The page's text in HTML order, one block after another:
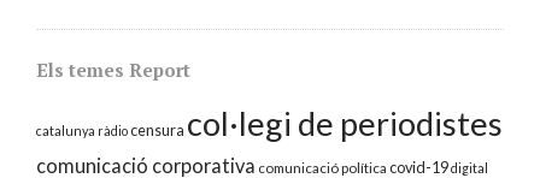
Els temes Report
catalunya ràdiocensura col·legi de periodistes
comunicació corporativa comunicació política covid-19digital